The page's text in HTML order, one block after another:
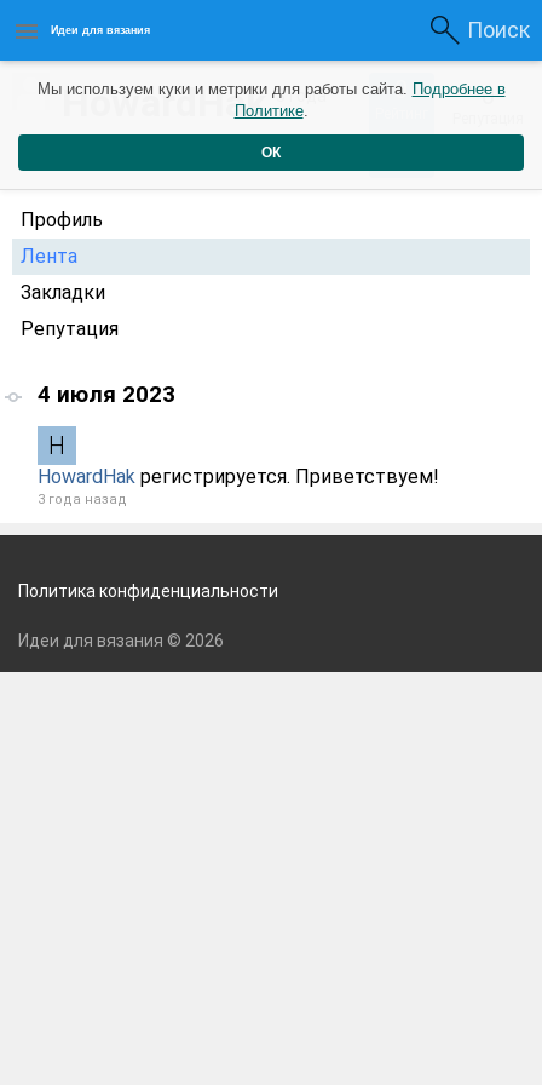
Идеи для вязания Поиск
HowardHak3 года 0 0
Профиль
Лента
Закладки
Репутация
4 июля 2023
HowardHak регистрируется. Приветствуем!
3 года назад
Мы используем куки и метрики для работы сайта. Подробнее в
Политике.
ОК
Политика конфиденциальности
Идеи для вязания © 2026